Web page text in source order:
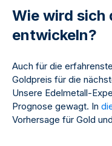
Wie wird sich
entwickeln?
Auch für die
Goldpreis für die
Unsere Edelmetall-
Prognose gewagt. In
Vorhersage für Gold